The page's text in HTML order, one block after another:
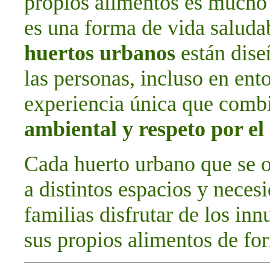
es una forma de vida
huertos urbanos están
las personas, incluso en
experiencia única que
ambiental y respeto por
Cada huerto urbano que se
a distintos espacios y
familias disfrutar de los
sus propios alimentos de